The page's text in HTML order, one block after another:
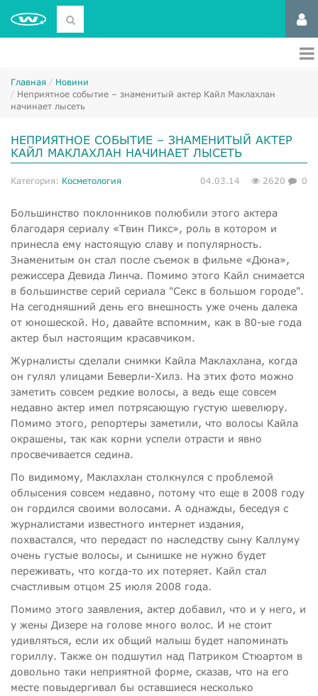
Главная
Новини
​Неприятное событие – знаменитый актер Кайл Маклахлан
начинает лысеть
​НЕПРИЯТНОЕ СОБЫТИЕ – ЗНАМЕНИТЫЙ АКТЕР
КАЙЛ МАКЛАХЛАН НАЧИНАЕТ ЛЫСЕТЬ
Категория: Косметология 04.03.14 2620 0
Большинство поклонников полюбили этого актера
благодаря сериалу «Твин Пикс», роль в котором и
принесла ему настоящую славу и популярность.
Знаменитым он стал после съемок в фильме «Дюна»,
режиссера Девида Линча. Помимо этого Кайл снимается
в большинстве серий сериала "Секс в большом городе".
На сегодняшний день его внешность уже очень далека
от юношеской. Но, давайте вспомним, как в 80-ые года
актер был настоящим красавчиком.
Журналисты сделали снимки Кайла Маклахлана, когда
он гулял улицами Беверли-Хилз. На этих фото можно
заметить совсем редкие волосы, а ведь еще совсем
недавно актер имел потрясающую густую шевелюру.
Помимо этого, репортеры заметили, что волосы Кайла
окрашены, так как корни успели отрасти и явно
просвечивается седина.
По видимому, Маклахлан столкнулся с проблемой
облысения совсем недавно, потому что еще в 2008 году
он гордился своими волосами. А однажды, беседуя с
журналистами известного интернет издания,
похвастался, что передаст по наследству сыну Каллуму
очень густые волосы, и сынишке не нужно будет
переживать, что когда-то их потеряет. Кайл стал
счастливым отцом 25 июля 2008 года.
Помимо этого заявления, актер добавил, что и у него, и
у жены Дизере на голове много волос. И не стоит
удивляться, если их общий малыш будет напоминать
гориллу. Также он подшутил над Патриком Стюартом в
довольно таки неприятной форме, сказав, что на его
месте повыдергивал бы оставшиеся несколько